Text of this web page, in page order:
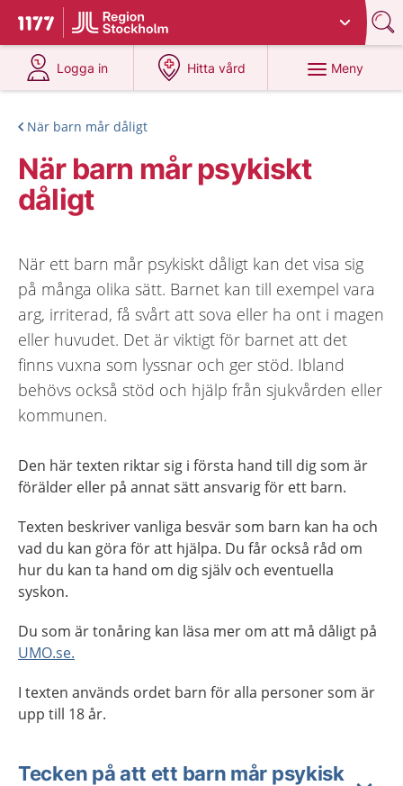
Till startsidan för 1177
Du har valt region
Logga in
på 1177.se
Hitta vård
på 1177.se
Meny
När barn mår dåligt
När barn mår psykiskt
dåligt
När ett barn mår psykiskt dåligt kan det visa sig
på många olika sätt. Barnet kan till exempel vara
arg, irriterad, få svårt att sova eller ha ont i magen
eller huvudet. Det är viktigt för barnet att det
finns vuxna som lyssnar och ger stöd. Ibland
behövs också stöd och hjälp från sjukvården eller
kommunen.
Den här texten riktar sig i första hand till dig som är
förälder eller på annat sätt ansvarig för ett barn.
Texten beskriver vanliga besvär som barn kan ha och
vad du kan göra för att hjälpa. Du får också råd om
hur du kan ta hand om dig själv och eventuella
syskon.
Du som är tonåring kan läsa mer om att må dåligt på
UMO.se.
I texten används ordet barn för alla personer som är
upp till 18 år.
Tecken på att ett barn mår psykisk